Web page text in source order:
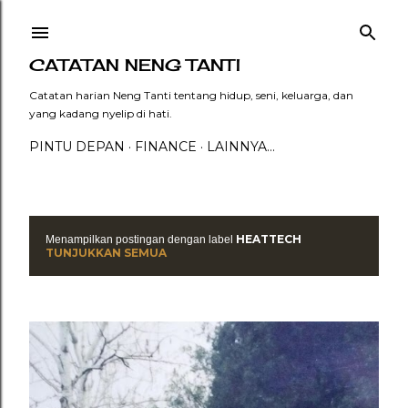
CATATAN NENG TANTI
Catatan harian Neng Tanti tentang hidup, seni, keluarga, dan
yang kadang nyelip di hati.
PINTU DEPAN FINANCE LAINNYA…
P
o
s
t
i
Menampilkan postingan dengan label HEATTECH
TUNJUKKAN SEMUA